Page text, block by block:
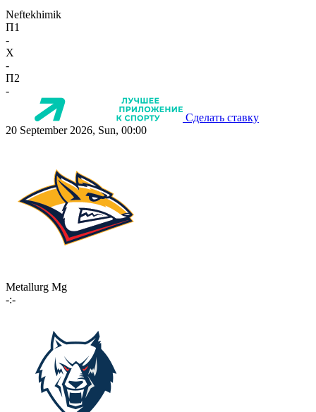
Neftekhimik
П1
-
X
-
П2
-
Сделать ставку
20 September 2026, Sun, 00:00
Metallurg Mg
-:-